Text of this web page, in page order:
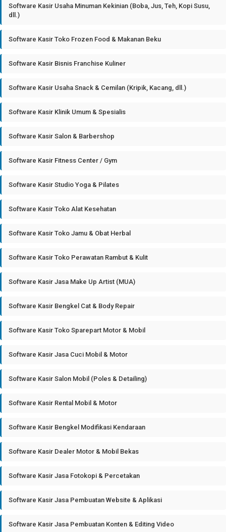
Software Kasir Usaha Minuman Kekinian (Boba, Jus, Teh, Kopi Susu,
dll.)
Software Kasir Toko Frozen Food & Makanan Beku
Software Kasir Bisnis Franchise Kuliner
Software Kasir Usaha Snack & Cemilan (Kripik, Kacang, dll.)
Software Kasir Klinik Umum & Spesialis
Software Kasir Salon & Barbershop
Software Kasir Fitness Center / Gym
Software Kasir Studio Yoga & Pilates
Software Kasir Toko Alat Kesehatan
Software Kasir Toko Jamu & Obat Herbal
Software Kasir Toko Perawatan Rambut & Kulit
Software Kasir Jasa Make Up Artist (MUA)
Software Kasir Bengkel Cat & Body Repair
Software Kasir Toko Sparepart Motor & Mobil
Software Kasir Jasa Cuci Mobil & Motor
Software Kasir Salon Mobil (Poles & Detailing)
Software Kasir Rental Mobil & Motor
Software Kasir Bengkel Modifikasi Kendaraan
Software Kasir Dealer Motor & Mobil Bekas
Software Kasir Jasa Fotokopi & Percetakan
Software Kasir Jasa Pembuatan Website & Aplikasi
Software Kasir Jasa Pembuatan Konten & Editing Video